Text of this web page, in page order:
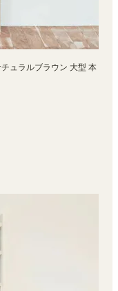
ュラルブラウン 大型 本